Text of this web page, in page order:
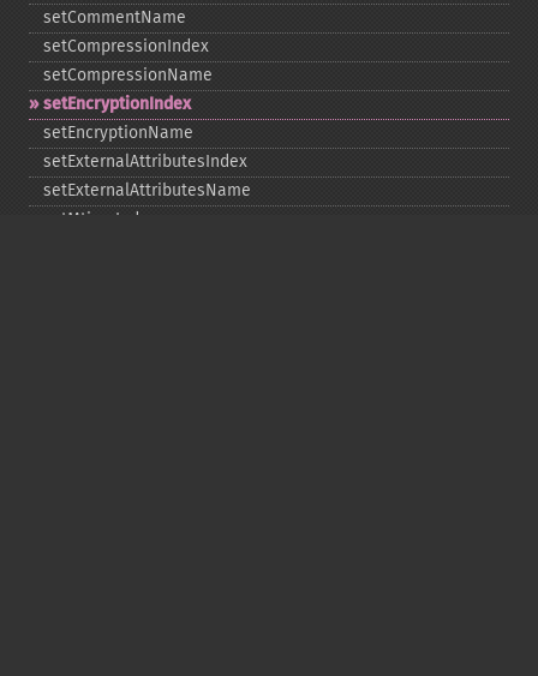
setCommentName
setCompressionIndex
setCompressionName
setEncryptionIndex
setEncryptionName
setExternalAttributesIndex
setExternalAttributesName
setMtimeIndex